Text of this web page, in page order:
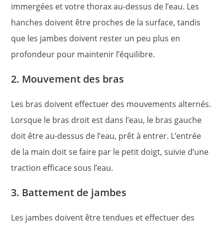
immergées et votre thorax au-dessus de l’eau. Les
hanches doivent être proches de la surface, tandis
que les jambes doivent rester un peu plus en
profondeur pour maintenir l’équilibre.
2. Mouvement des bras
Les bras doivent effectuer des mouvements alternés.
Lorsque le bras droit est dans l’eau, le bras gauche
doit être au-dessus de l’eau, prêt à entrer. L’entrée
de la main doit se faire par le petit doigt, suivie d’une
traction efficace sous l’eau.
3. Battement de jambes
Les jambes doivent être tendues et effectuer des